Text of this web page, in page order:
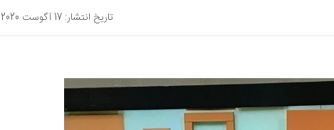
تاریخ انتشار: 17 آگوست 2020